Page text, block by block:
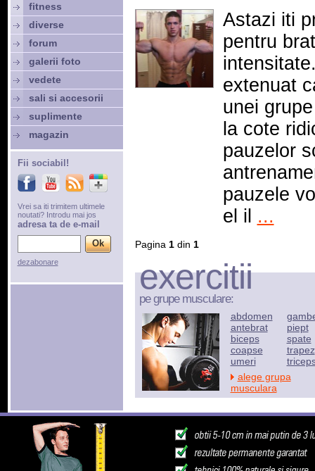
Astazi iti
pentru
extenuat
unei
la cote
pauzelor
pauzele
el il ...
Pagina 1din 1
exercitii
pe grupe musculare:
abdomen
antebrat
biceps
coapse
umeri
piept
spate
trapez
alege grupa
musculara
fitness
diverse
forum
galerii foto
vedete
sali si accesorii
suplimente
magazin
Fii sociabil!
Vrei sa iti trimitem ultimele
noutati? Introdu mai jos
adresa ta de e-mail
dezabonare